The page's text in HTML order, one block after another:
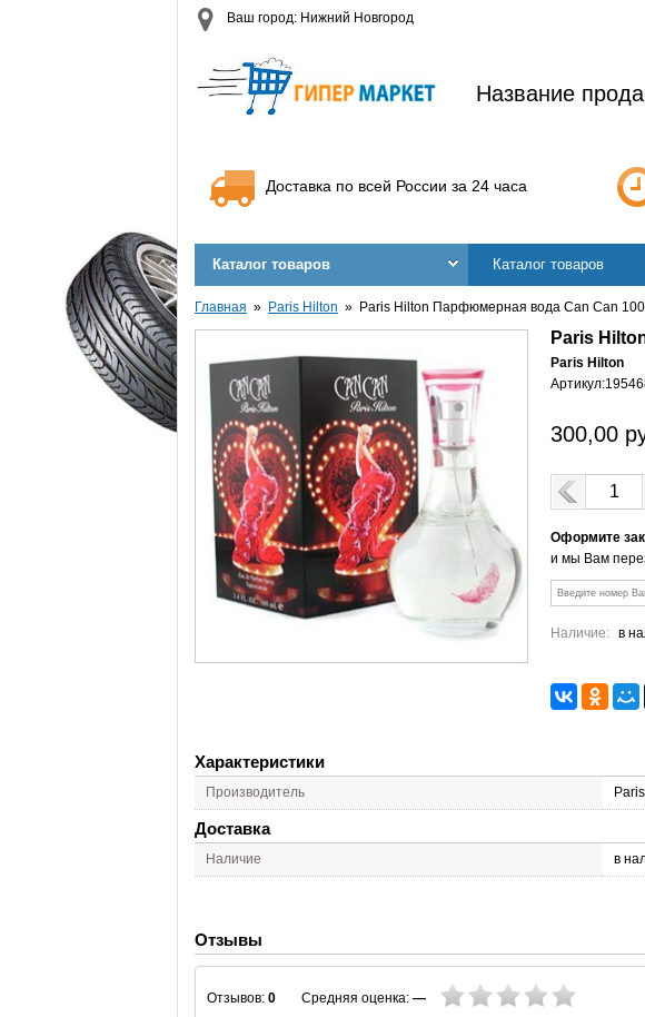
Ваш город: Нижний Новгород
Название
Доставка по всей России за 24 часа
Каталог товаров Каталог товаров
Главная Paris Hilton Paris Hilton Парфюмерная вода Can Can
Paris
Paris Hilton
Артикул:
300,00
Оформите
и мы Вам
Наличие: в
Характеристики
Производитель
Доставка
Наличие в
Отзывы
Отзывов: 0 Средняя оценка: —